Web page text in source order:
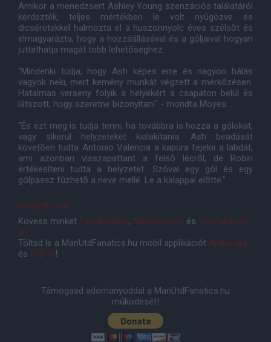
Amikor a menedzsert Ashley Young szenzációs találatáról
kérdezték, teljes mértékben le volt nyûgözve és
dicséretekkel halmozta el a huszonnyolc éves szélsõt és
elmagyarázta, hogy a hozzáállásával és a góljaival hogyan
juttathatja magát több lehetõséghez.
"Mindenki tudja, hogy Ash képes erre és nagyon hálás
vagyok neki, mert kemény munkát végzett a mérkõzésen.
Hatalmas verseny folyik a helyekért a csapaton belül és
látszott, hogy szeretne bizonyítani" - mondta Moyes.
"És ezt meg is tudja tenni, ha továbbra is hozza a gólokat,
vagy sikerül helyzeteket kialakítania. Ash beadását
követõen tudta Antonio Valencia a kapura fejelni a labdát,
ami azonban visszapattant a felsõ lécrõl, de Robin
értékesíteni tudta a helyzetet. Szóval egy gól és egy
gólpassz fûzhetõ a neve mellé. Le a kalappal elõtte."
manutd.com
Kövess minket Facebookon, Instagramon és YouTube-on
is!
Töltsd le a ManUtdFanatics.hu mobil applikációt Androidra
és iOS-re!
Támogasd adományoddal a ManUtdFanatics.hu
működését!